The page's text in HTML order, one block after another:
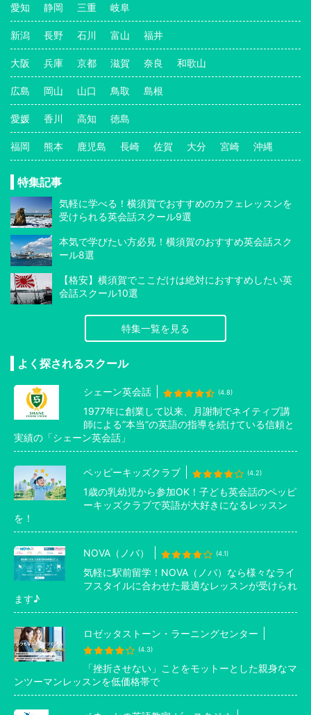
愛知 静岡 三重 岐阜
新潟 長野 石川 富山 福井
大阪 兵庫 京都 滋賀 奈良 和歌山
広島 岡山 山口 鳥取 島根
愛媛 香川 高知 徳島
福岡 熊本 鹿児島 長崎 佐賀 大分 宮崎 沖縄
特集記事
気軽に学べる！横須賀でおすすめのカフェレッスンを
受けられる英会話スクール9選
本気で学びたい方必見！横須賀のおすすめ英会話スク
ール8選
【格安】横須賀でここだけは絶対におすすめしたい英
会話スクール10選
特集一覧を見る
よく探されるスクール
シェーン英会話 (4.8)
1977年に創業して以来、月謝制でネイティブ講
師による”本当”の英語の指導を続けている信頼と
実績の「シェーン英会話」
ペッピーキッズクラブ (4.2)
1歳の乳幼児から参加OK！子ども英会話のペッピ
ーキッズクラブで英語が大好きになるレッスン
を！
NOVA（ノバ） (4.1)
気軽に駅前留学！NOVA（ノバ）なら様々なライ
フスタイルに合わせた最適なレッスンが受けられ
ます♪
ロゼッタストーン・ラーニングセンター
(4.3)
「挫折させない」ことをモットーとした親身なマ
ンツーマンレッスンを低価格帯で